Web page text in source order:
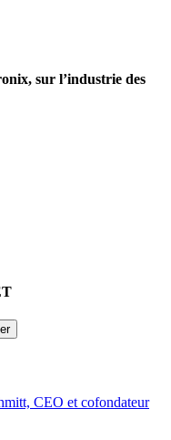
sur l’industrie des
CEO et cofondateur